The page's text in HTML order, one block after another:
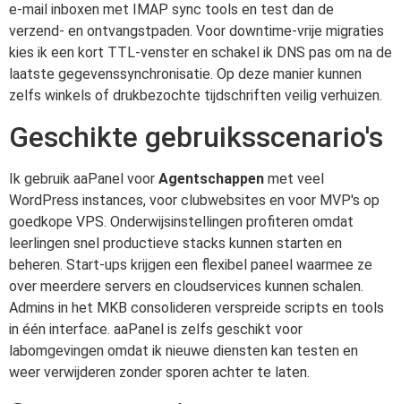
e-mail inboxen met IMAP sync tools en test dan de
verzend- en ontvangstpaden. Voor downtime-vrije migraties
kies ik een kort TTL-venster en schakel ik DNS pas om na de
laatste gegevenssynchronisatie. Op deze manier kunnen
zelfs winkels of drukbezochte tijdschriften veilig verhuizen.
Geschikte gebruiksscenario's
Ik gebruik aaPanel voor Agentschappen met veel
WordPress instances, voor clubwebsites en voor MVP's op
goedkope VPS. Onderwijsinstellingen profiteren omdat
leerlingen snel productieve stacks kunnen starten en
beheren. Start-ups krijgen een flexibel paneel waarmee ze
over meerdere servers en cloudservices kunnen schalen.
Admins in het MKB consolideren verspreide scripts en tools
in één interface. aaPanel is zelfs geschikt voor
labomgevingen omdat ik nieuwe diensten kan testen en
weer verwijderen zonder sporen achter te laten.